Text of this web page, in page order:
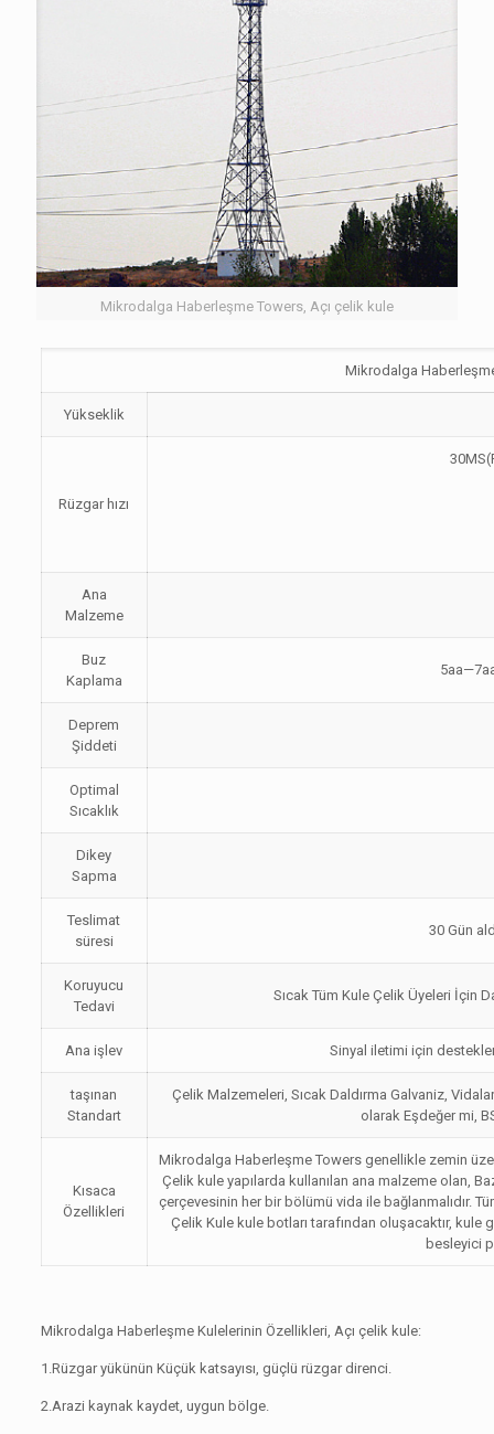
Mikrodalga Haberleşme Towers, Açı çelik kule
Mikrodalga
Yükseklik
Rüzgar hızı
Ana
Malzeme
Buz
Kaplama
Deprem
Şiddeti
Optimal
Sıcaklık
Dikey
Sapma
Teslimat
süresi
30 Gün
Koruyucu
Tedavi
Sıcak Tüm Kule Çelik Üyeleri İçin
Ana işlev Sinyal iletimi için
taşınan
Standart
Çelik Malzemeleri, Sıcak Daldırma Galvaniz,
olarak Eşdeğer mi,
Kısaca
Özellikleri
Mikrodalga Haberleşme Towers genellikle zemin
Çelik kule yapılarda kullanılan ana malzeme olan,
çerçevesinin her bir bölümü vida ile bağlanmalıdır.
Çelik Kule kule botları tarafından oluşacaktır,
besleyici
Mikrodalga Haberleşme Kulelerinin Özellikleri, Açı çelik kule:
1.Rüzgar yükünün Küçük katsayısı, güçlü rüzgar direnci.
2.Arazi kaynak kaydet, uygun bölge.